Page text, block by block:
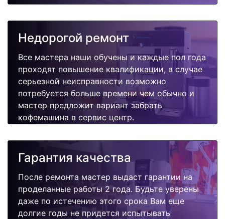
Недорогой ремонт
Все мастера наши обучены и каждые пол года
проходят повышение квалификации, в случае
серьезной неисправности возможно
потребуется больше времени чем обычно и
мастер предложит вариант забрать
кофемашина в сервис центр.
Гарантия качества
После ремонта мастер выдаст гарантии на
проделанные работы 2 года. Будьте уверены
даже по истечению этого срока Вам еще
долгие годы не придется испытывать